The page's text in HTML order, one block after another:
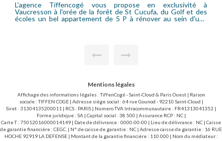
L'agence Tiffencogé vous propose en exclusivité à
Vaucresson à l'orée de la forêt de St Cucufa, du Golf et des
écoles un bel appartement de 5 P à rénover au sein d'une
complète (baignoire et douche). Le bien est traversant
en fait un appartement familial idéal. Un rafraichissement pour
le mettre au goût du jour est à envisager, les premières
photos ont été générées par l'IA afin de vous permettre de
vous projeter pus facilement. Une cave et un garage prolongé
d'une pièce pouvant servir de bureau d'appoint complètent ce
bien .
Mentions légales
Affichage des informations légales : TiffenCogé - Saint-Cloud & Paris Ouest | Raison
sociale : TIFFEN COGE | Adresse siège social : 64 rue Gounod - 92210 Saint-Cloud |
Siret : 31304135200011 | RCS : PARIS | Numero TVA Intracommunautaire : FR41313041352 |
Forme juridique : SA | Capital social : 38 500 | Assurance RCP : NC |
Carte T : 75012016000014149 | Date de délivrance : 0000-00-00 | Lieu de délivrance : NC | Caisse
de garantie financière : CEGC. | N° de caisse de garantie : NC | Adresse caisse de garantie : 16 RUE
HOCHE 92919 LA DEFENSE | Montant de la garantie financière : 110 000 | Nom du médiateur :